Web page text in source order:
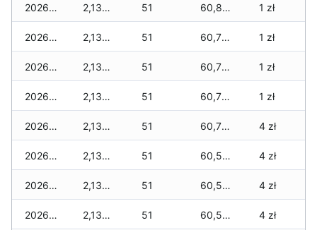
2026-03-25 2,130 zł 51 60,890 zł 1 zł
2026-03-24 2,130 zł 51 60,790 zł 1 zł
2026-03-23 2,130 zł 51 60,790 zł 1 zł
2026-03-22 2,130 zł 51 60,780 zł 1 zł
2026-03-21 2,130 zł 51 60,780 zł 4 zł
2026-03-20 2,130 zł 51 60,570 zł 4 zł
2026-03-19 2,130 zł 51 60,570 zł 4 zł
2026-03-18 2,130 zł 51 60,540 zł 4 zł